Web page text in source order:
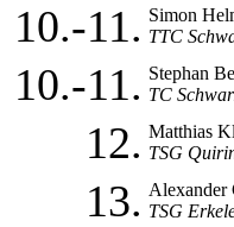
10.-11. Simon
TTC
10.-11. Stephan
TC
12. Matthias
TSG
13. Alexander
TSG